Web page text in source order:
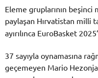
Eleme gruplarının beşinci
paylaşan Hırvatistan milli
ayırılınca EuroBasket
37 sayıyla oynamasına
geçemeyen Mario